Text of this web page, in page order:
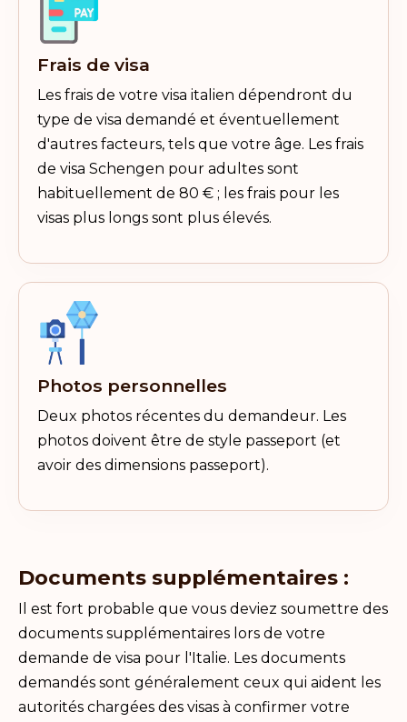
Frais de visa
Les frais de votre visa italien dépendront du
type de visa demandé et éventuellement
d'autres facteurs, tels que votre âge. Les frais
de visa Schengen pour adultes sont
habituellement de 80 € ; les frais pour les
visas plus longs sont plus élevés.
Photos personnelles
Deux photos récentes du demandeur. Les
photos doivent être de style passeport (et
avoir des dimensions passeport).
Documents supplémentaires :
Il est fort probable que vous deviez soumettre des
documents supplémentaires lors de votre
demande de visa pour l'Italie. Les documents
demandés sont généralement ceux qui aident les
autorités chargées des visas à confirmer votre